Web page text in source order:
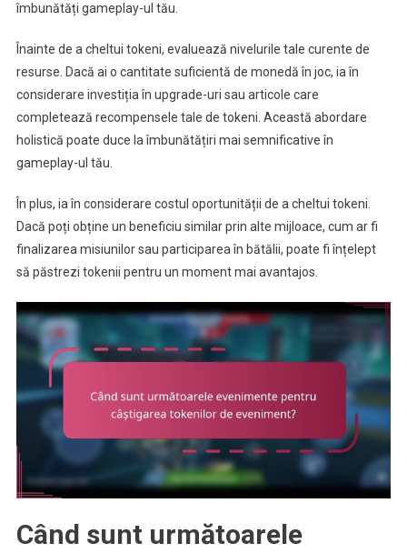
îmbunătăți gameplay-ul tău.
Înainte de a cheltui tokeni, evaluează nivelurile tale curente de
resurse. Dacă ai o cantitate suficientă de monedă în joc, ia în
considerare investiția în upgrade-uri sau articole care
completează recompensele tale de tokeni. Această abordare
holistică poate duce la îmbunătățiri mai semnificative în
gameplay-ul tău.
În plus, ia în considerare costul oportunității de a cheltui tokeni.
Dacă poți obține un beneficiu similar prin alte mijloace, cum ar fi
finalizarea misiunilor sau participarea în bătălii, poate fi înțelept
să păstrezi tokenii pentru un moment mai avantajos.
Când sunt următoarele